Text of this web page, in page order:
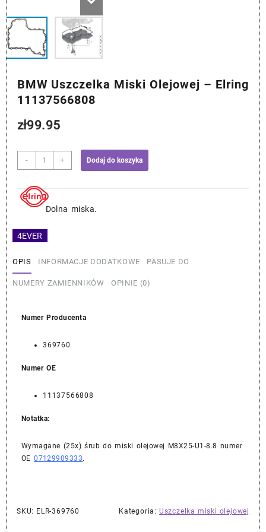
4EVER
BMW Uszczelka Miski Olejowej – Elring
11137566808
zł99.95
-
ilość
BMW
Miski
Olejowej
Elring
11137566808
+ Dodaj do koszyka
Dolna miska.
OPIS INFORMACJE DODATKOWE PASUJE DO
NUMERY ZAMIENNIKÓW OPINIE (0)
Numer Producenta
369760
Numer OE
11137566808
Notatka:
Wymagane (25x) śrub do miski olejowej M8X25-U1-8.8 numer
OE07129909333.
SKU: ELR-369760 Kategoria: Uszczelka miski olejowej